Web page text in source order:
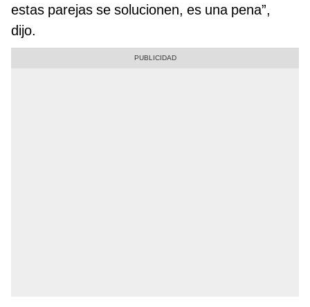
estas parejas se solucionen, es una pena”,
dijo.